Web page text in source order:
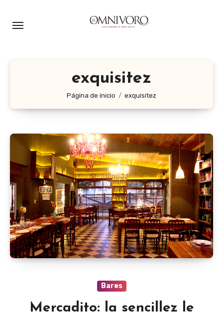
exquisitez
Página de inicio exquisitez
Bares
Mercadito: la sencillez le